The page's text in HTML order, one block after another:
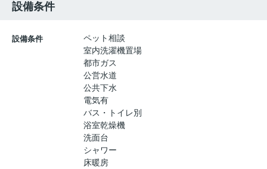
設備条件
設備条件
ペット相談
室内洗濯機置場
都市ガス
公営水道
公共下水
電気有
バス・トイレ別
浴室乾燥機
洗面台
シャワー
床暖房